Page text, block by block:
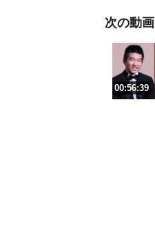
次の動画
00:56:39